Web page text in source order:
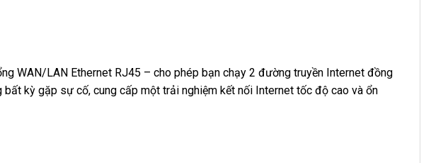
WAN/LAN Ethernet RJ45 – cho phép bạn chạy 2 đường truyền Internet đồng
kỳ gặp sự cố, cung cấp một trải nghiệm kết nối Internet tốc độ cao và ổn